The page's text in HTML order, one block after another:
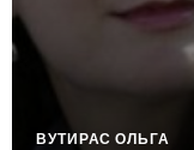
ВУТИРАС ОЛЬГА